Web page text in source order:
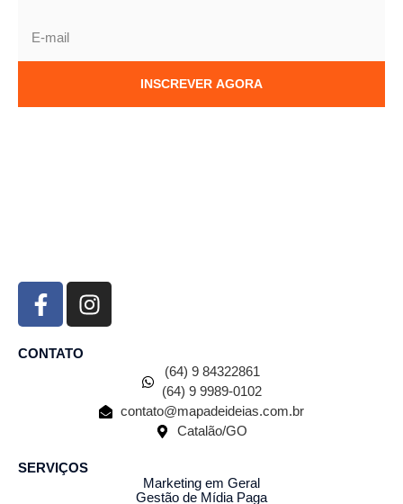
INSCREVER AGORA
CONTATO
(64) 9 84322861
(64) 9 9989-0102
contato@mapadeideias.com.br
Catalão/GO
SERVIÇOS
Marketing em Geral
Gestão de Mídia Paga